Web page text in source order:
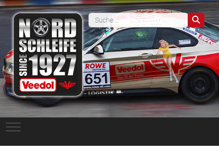
Mobile Menu Toggle